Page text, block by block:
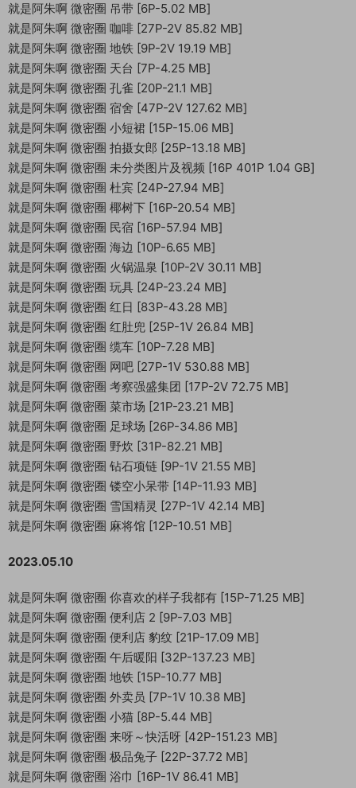
就是阿朱啊 微密圈 吊带 [6P-5.02 MB]
就是阿朱啊 微密圈 咖啡 [27P-2V 85.82 MB]
就是阿朱啊 微密圈 地铁 [9P-2V 19.19 MB]
就是阿朱啊 微密圈 天台 [7P-4.25 MB]
就是阿朱啊 微密圈 孔雀 [20P-21.1 MB]
就是阿朱啊 微密圈 宿舍 [47P-2V 127.62 MB]
就是阿朱啊 微密圈 小短裙 [15P-15.06 MB]
就是阿朱啊 微密圈 拍摄女郎 [25P-13.18 MB]
就是阿朱啊 微密圈 未分类图片及视频 [16P 401P 1.04 GB]
就是阿朱啊 微密圈 杜宾 [24P-27.94 MB]
就是阿朱啊 微密圈 椰树下 [16P-20.54 MB]
就是阿朱啊 微密圈 民宿 [16P-57.94 MB]
就是阿朱啊 微密圈 海边 [10P-6.65 MB]
就是阿朱啊 微密圈 火锅温泉 [10P-2V 30.11 MB]
就是阿朱啊 微密圈 玩具 [24P-23.24 MB]
就是阿朱啊 微密圈 红日 [83P-43.28 MB]
就是阿朱啊 微密圈 红肚兜 [25P-1V 26.84 MB]
就是阿朱啊 微密圈 缆车 [10P-7.28 MB]
就是阿朱啊 微密圈 网吧 [27P-1V 530.88 MB]
就是阿朱啊 微密圈 考察强盛集团 [17P-2V 72.75 MB]
就是阿朱啊 微密圈 菜市场 [21P-23.21 MB]
就是阿朱啊 微密圈 足球场 [26P-34.86 MB]
就是阿朱啊 微密圈 野炊 [31P-82.21 MB]
就是阿朱啊 微密圈 钻石项链 [9P-1V 21.55 MB]
就是阿朱啊 微密圈 镂空小呆带 [14P-11.93 MB]
就是阿朱啊 微密圈 雪国精灵 [27P-1V 42.14 MB]
就是阿朱啊 微密圈 麻将馆 [12P-10.51 MB]
2023.05.10
就是阿朱啊 微密圈 你喜欢的样子我都有 [15P-71.25 MB]
就是阿朱啊 微密圈 便利店 2 [9P-7.03 MB]
就是阿朱啊 微密圈 便利店 豹纹 [21P-17.09 MB]
就是阿朱啊 微密圈 午后暖阳 [32P-137.23 MB]
就是阿朱啊 微密圈 地铁 [15P-10.77 MB]
就是阿朱啊 微密圈 外卖员 [7P-1V 10.38 MB]
就是阿朱啊 微密圈 小猫 [8P-5.44 MB]
就是阿朱啊 微密圈 来呀～快活呀 [42P-151.23 MB]
就是阿朱啊 微密圈 极品兔子 [22P-37.72 MB]
就是阿朱啊 微密圈 浴巾 [16P-1V 86.41 MB]